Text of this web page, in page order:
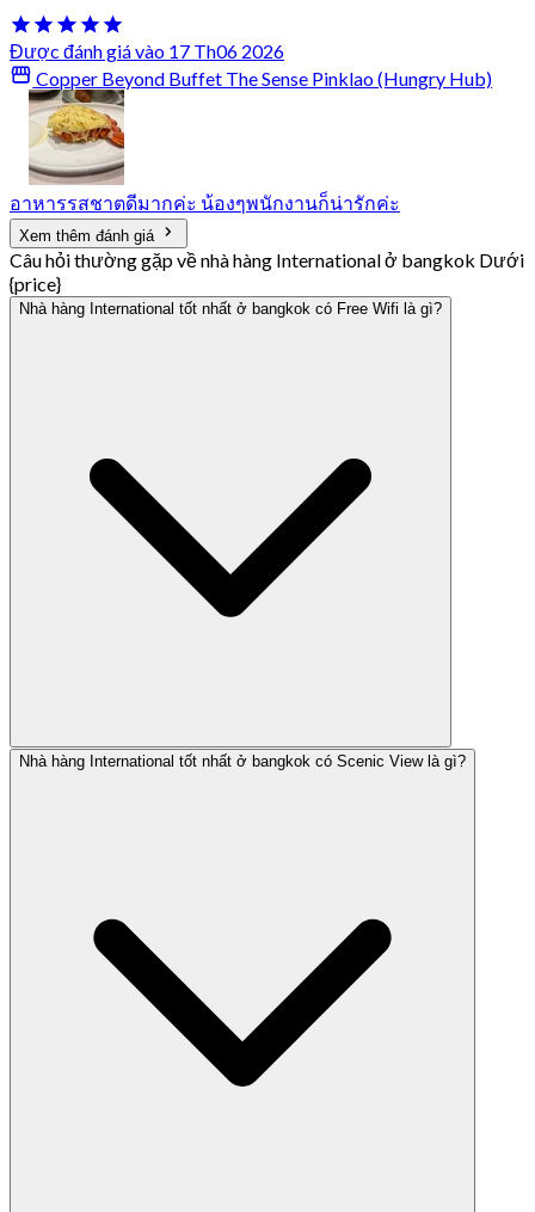
Được đánh giá vào 17 Th06 2026
Copper Beyond Buffet The Sense Pinklao (Hungry Hub)
อาหารรสชาตดีมากค่ะ น้องๆพนักงานก็น่ารักค่ะ
Xem thêm đánh giá
Câu hỏi thường gặp về nhà hàng International ở bangkok Dưới
{price}
Nhà hàng International tốt nhất ở bangkok có Free Wifi là gì?
Nhà hàng International tốt nhất ở bangkok có Scenic View là gì?